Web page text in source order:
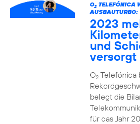
O2TELEFÓNICA
AUSBAUTURBO:
2023
und
versorgt
O2Telefónica
belegt die
für das Jahr